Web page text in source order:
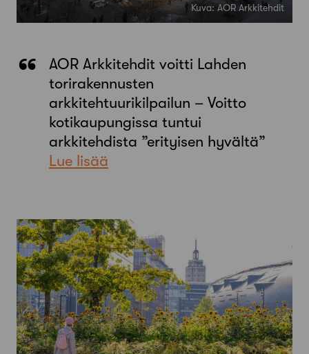
Kuva: AOR Arkkitehdit
AOR Arkkitehdit voitti Lahden
torirakennusten
arkkitehtuurikilpailun – Voitto
kotikaupungissa tuntui
arkkitehdista ”erityisen hyvältä”
Lue lisää